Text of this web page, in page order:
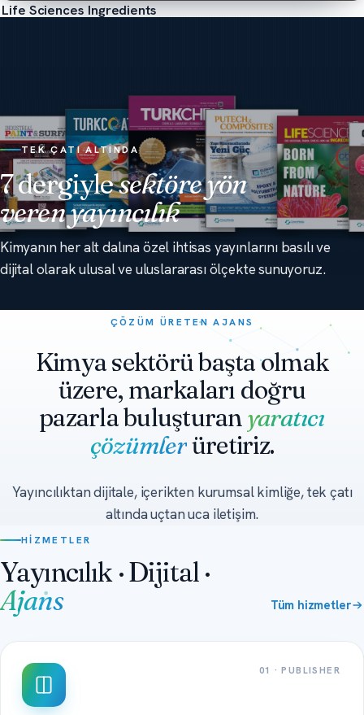
İncele
Life Sciences Ingredients
TEK ÇATI ALTINDA
7 dergiylesektöre yön
veren yayıncılık
Kimyanın her alt dalına özel ihtisas yayınlarını basılı ve
dijital olarak ulusal ve uluslararası ölçekte sunuyoruz.
ÇÖZÜM ÜRETEN AJANS
Kimya sektörü başta olmak
üzere, markaları doğru
pazarla buluşturan yaratıcı
çözümlerüretiriz.
Yayıncılıktan dijitale, içerikten kurumsal kimliğe, tek çatı
altında uçtan uca iletişim.
HIZMETLER
Yayıncılık · Dijital ·
Ajans
Tüm hizmetler
01 · PUBLISHER